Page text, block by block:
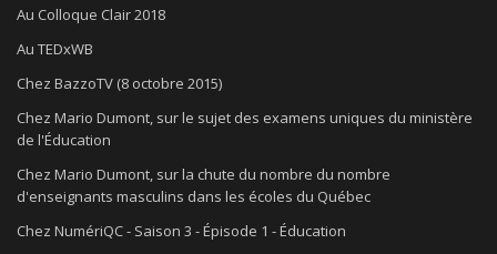
Au Colloque Clair 2018
Au TEDxWB
Chez BazzoTV (8 octobre 2015)
Chez Mario Dumont, sur le sujet des examens uniques du ministère
de l'Éducation
Chez Mario Dumont, sur la chute du nombre du nombre
d'enseignants masculins dans les écoles du Québec
Chez NumériQC - Saison 3 - Épisode 1 - Éducation